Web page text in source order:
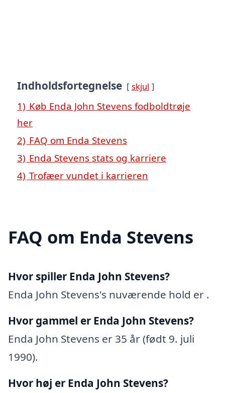
Indholdsfortegnelse skjul
1) Køb Enda John Stevens fodboldtrøje
her
2) FAQ om Enda Stevens
3) Enda Stevens stats og karriere
4) Trofæer vundet i karrieren
FAQ om Enda Stevens
Hvor spiller Enda John Stevens?
Enda John Stevens's nuværende hold er .
Hvor gammel er Enda John Stevens?
Enda John Stevens er 35 år (født 9. juli
1990).
Hvor høj er Enda John Stevens?